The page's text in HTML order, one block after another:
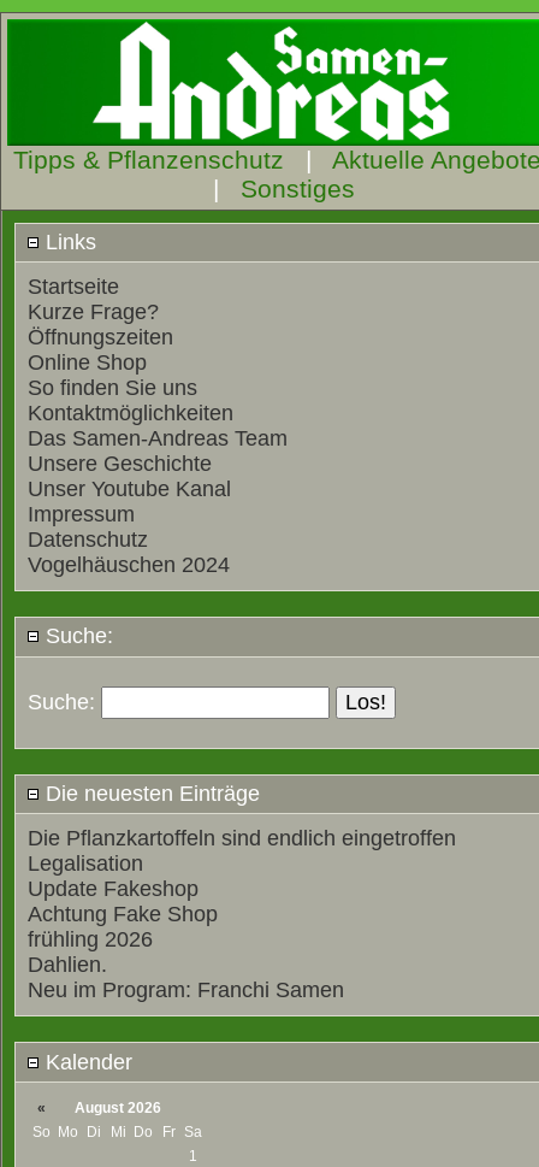
Tipps & Pflanzenschutz | Aktuelle
| Sonstiges
Links
Startseite
Kurze Frage?
Öffnungszeiten
Online Shop
So finden Sie uns
Kontaktmöglichkeiten
Das Samen-Andreas Team
Unsere Geschichte
Unser Youtube Kanal
Impressum
Datenschutz
Vogelhäuschen 2024
Suche:
Suche:
Die neuesten Einträge
Die Pflanzkartoffeln sind endlich eingetroffen
Legalisation
Update Fakeshop
Achtung Fake Shop
frühling 2026
Dahlien.
Neu im Program: Franchi Samen
Kalender
«
August 2026
So Mo Di Mi Do Fr
Sa
1